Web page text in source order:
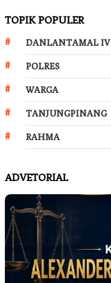
TOPIK POPULER
DANLANTAMAL IV
POLRES
WARGA
TANJUNGPINANG
RAHMA
ADVETORIAL